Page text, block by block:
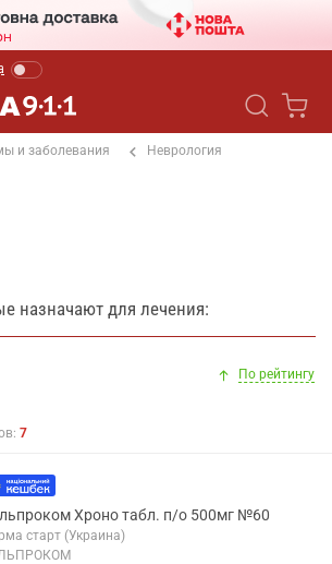
и заболевания Неврология
назначают для лечения:
По рейтингу
7
Хроно табл. п/о 500мг №60
старт (Украина)